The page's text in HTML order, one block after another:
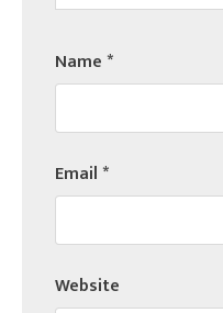
Name*
Email*
Website